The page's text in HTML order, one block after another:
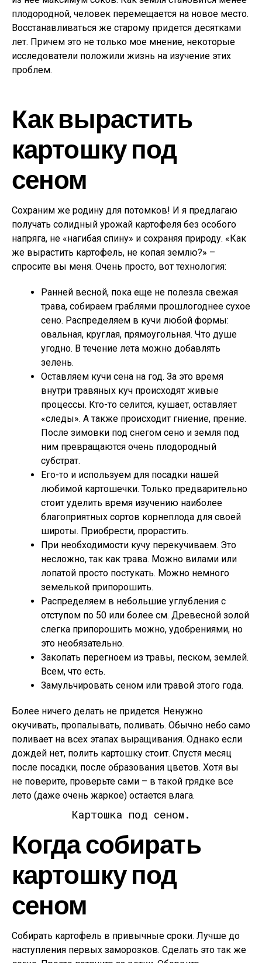
плодородной, человек перемещается на новое место.
Восстанавливаться же старому придется десятками
лет. Причем это не только мое мнение, некоторые
исследователи положили жизнь на изучение этих
проблем.
Как вырастить
картошку под
сеном
Сохраним же родину для потомков! И я предлагаю
получать солидный урожай картофеля без особого
напряга, не «нагибая спину» и сохраняя природу. «Как
же вырастить картофель, не копая землю?» –
спросите вы меня. Очень просто, вот технология:
Ранней весной, пока еще не полезла свежая
трава, собираем граблями прошлогоднее сухое
сено. Распределяем в кучи любой формы:
овальная, круглая, прямоугольная. Что душе
угодно. В течение лета можно добавлять
зелень.
Оставляем кучи сена на год. За это время
внутри травяных куч происходят живые
процессы. Кто-то селится, кушает, оставляет
«следы». А также происходит гниение, прение.
После зимовки под снегом сено и земля под
ним превращаются очень плодородный
субстрат.
Его-то и используем для посадки нашей
любимой картошечки. Только предварительно
стоит уделить время изучению наиболее
благоприятных сортов корнеплода для своей
широты. Приобрести, прорастить.
При необходимости кучу перекучиваем. Это
несложно, так как трава. Можно вилами или
лопатой просто постукать. Можно немного
земелькой припорошить.
Распределяем в небольшие углубления с
отступом по 50 или более см. Древесной золой
слегка припорошить можно, удобрениями, но
это необязательно.
Закопать перегноем из травы, песком, землей.
Всем, что есть.
Замульчировать сеном или травой этого года.
Более ничего делать не придется. Ненужно
окучивать, пропалывать, поливать. Обычно небо само
поливает на всех этапах выращивания. Однако если
дождей нет, полить картошку стоит. Спустя месяц
после посадки, после образования цветов. Хотя вы
не поверите, проверьте сами – в такой грядке все
лето (даже очень жаркое) остается влага.
Картошка под сеном.
Когда собирать
картошку под
сеном
Собирать картофель в привычные сроки. Лучше до
наступления первых заморозков. Сделать это так же